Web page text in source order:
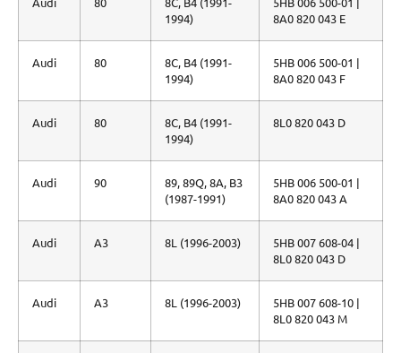
1994)
8A0 820 043 E
Audi 80
8C, B4 (1991-
1994)
5HB 006 500-01 |
8A0 820 043 F
Audi 80
8C, B4 (1991-
1994)
8L0 820 043 D
Audi 90
89, 89Q, 8A, B3
(1987-1991)
5HB 006 500-01 |
8A0 820 043 A
Audi A3 8L (1996-2003)
5HB 007 608-04 |
8L0 820 043 D
Audi A3 8L (1996-2003)
5HB 007 608-10 |
8L0 820 043 M